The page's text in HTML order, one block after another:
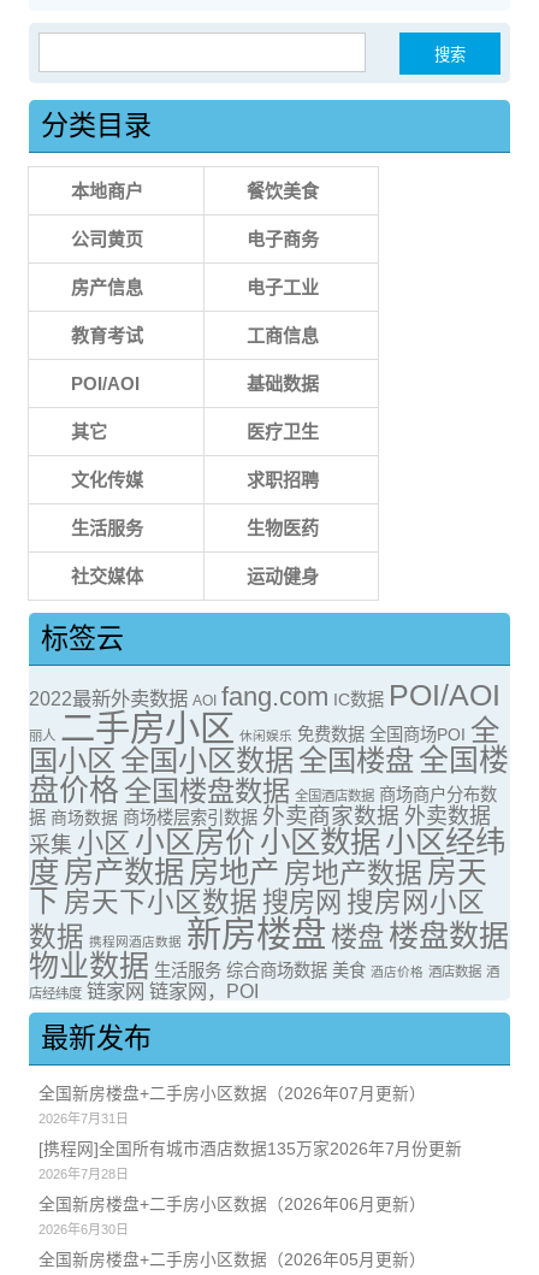
分类目录
本地商户 餐饮美食
公司黄页 电子商务
房产信息 电子工业
教育考试 工商信息
POI/AOI 基础数据
其它 医疗卫生
文化传媒 求职招聘
生活服务 生物医药
社交媒体 运动健身
标签云
2022最新外卖数据 AOI fang.com IC数据 POI/AOI
丽人 二手房小区 休闲娱乐 免费数据 全国商场POI 全
国小区 全国小区数据全国楼盘全国楼
盘价格 全国楼盘数据 全国酒店数据 商场商户分布数
据 商场数据 商场楼层索引数据 外卖商家数据 外卖数据
采集 小区 小区房价 小区数据小区经纬
度 房产数据 房地产 房地产数据 房天
下 房天下小区数据 搜房网 搜房网小区
数据 携程网酒店数据 新房楼盘 楼盘 楼盘数据
物业数据 生活服务 综合商场数据 美食 酒店价格 酒店数据 酒
店经纬度 链家网 链家网，POI
最新发布
全国新房楼盘+二手房小区数据（2026年07月更新）
2026年7月31日
[携程网]全国所有城市酒店数据135万家2026年7月份更新
2026年7月28日
全国新房楼盘+二手房小区数据（2026年06月更新）
2026年6月30日
全国新房楼盘+二手房小区数据（2026年05月更新）